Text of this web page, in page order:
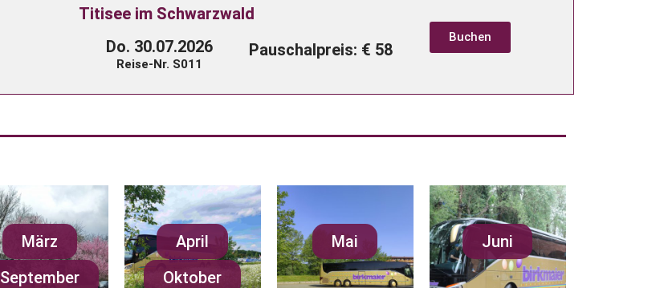
Titisee im Schwarzwald
Do. 30.07.2026
Reise-Nr. S011
Pauschalpreis: € 58
Buchen
März April Mai Juni
September Oktober